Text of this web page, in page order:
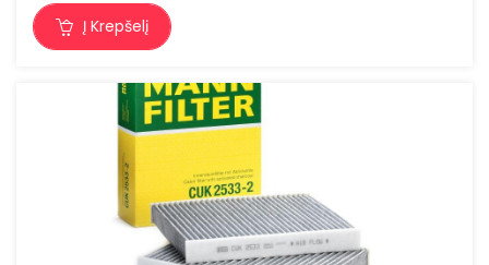
Į Krepšelį